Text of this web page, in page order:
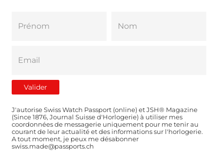
J'autorise Swiss Watch Passport (online) et JSH® Magazine
(Since 1876, Journal Suisse d'Horlogerie) à utiliser mes
coordonnées de messagerie uniquement pour me tenir au
courant de leur actualité et des informations sur l'horlogerie.
A tout moment, je peux me désabonner
swiss.made@passports.ch